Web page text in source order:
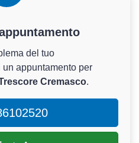
del tuo
appuntamento per
Cremasco.